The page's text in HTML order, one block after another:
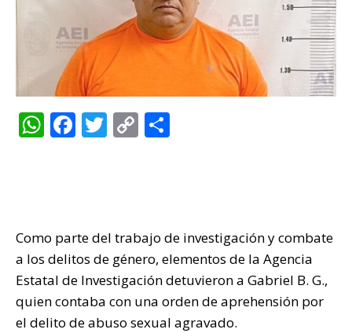
W
p
p
F
b
o
o
k
T
r
C
Li
n
k
ar
ti
r
Como parte del trabajo de investigación y combate
a los delitos de género, elementos de la Agencia
Estatal de Investigación detuvieron a Gabriel B. G.,
quien contaba con una orden de aprehensión por
el delito de abuso sexual agravado.